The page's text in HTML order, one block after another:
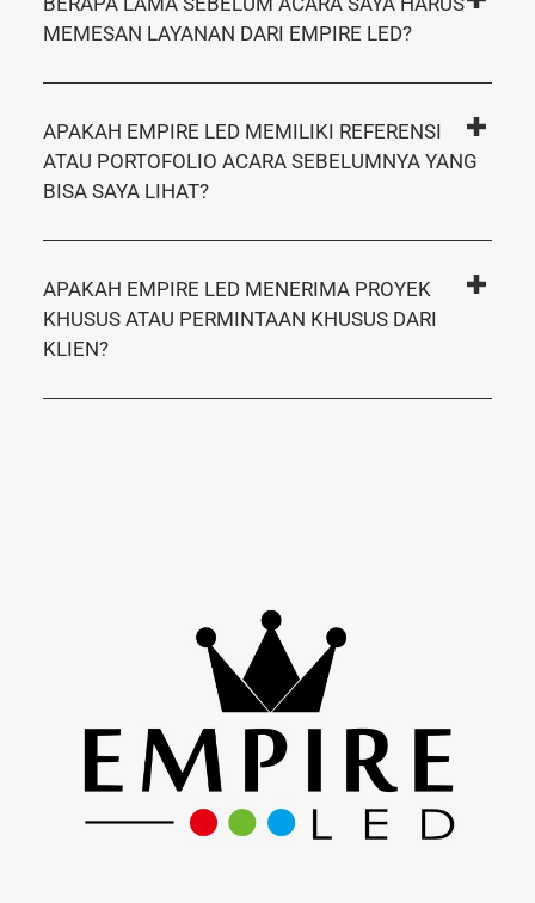
MEMESAN LAYANAN DARI EMPIRE LED?
APAKAH EMPIRE LED MEMILIKI REFERENSI
ATAU PORTOFOLIO ACARA SEBELUMNYA YANG
BISA SAYA LIHAT?
APAKAH EMPIRE LED MENERIMA PROYEK
KHUSUS ATAU PERMINTAAN KHUSUS DARI
KLIEN?